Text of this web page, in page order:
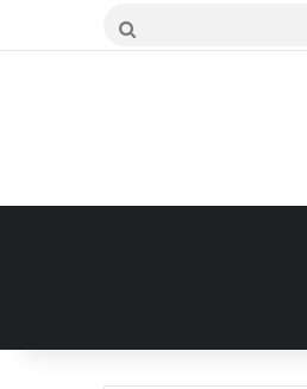
بحث